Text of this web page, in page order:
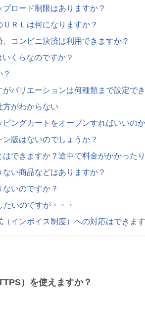
ロード制限はありますか？
ＲＬは何になりますか？
コンビニ決済は利用できますか？
くらなのですか？
バリエーションは何種類まで設定で
方がわからない
ングカートをオープンすればいいの
版はないのでしょうか？
できますか？途中で料金がかかった
い商品などはありますか？
いのですか？
いのですが・・・
インボイス制度）への対応はできま
）を使えますか？